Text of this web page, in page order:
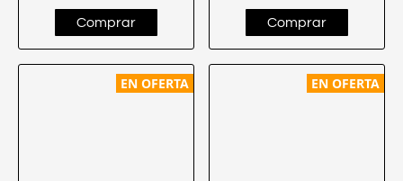
EN OFERTA EN OFERTA